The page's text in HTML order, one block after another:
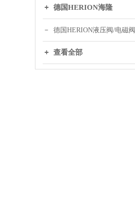
德国HERION海隆
德国HERION液压阀/电磁阀
查看全部